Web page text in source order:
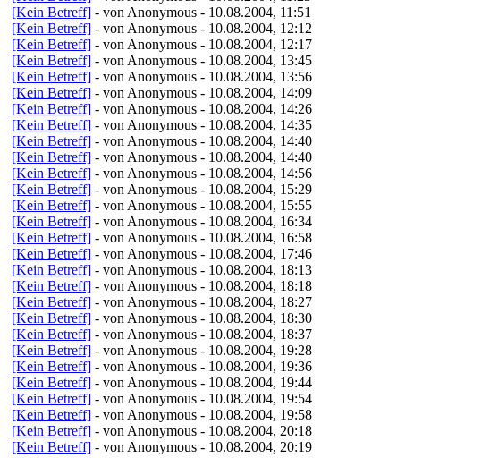
[Kein Betreff] - von Anonymous - 10.08.2004, 11:51
[Kein Betreff] - von Anonymous - 10.08.2004, 12:12
[Kein Betreff] - von Anonymous - 10.08.2004, 12:17
[Kein Betreff] - von Anonymous - 10.08.2004, 13:45
[Kein Betreff] - von Anonymous - 10.08.2004, 13:56
[Kein Betreff] - von Anonymous - 10.08.2004, 14:09
[Kein Betreff] - von Anonymous - 10.08.2004, 14:26
[Kein Betreff] - von Anonymous - 10.08.2004, 14:35
[Kein Betreff] - von Anonymous - 10.08.2004, 14:40
[Kein Betreff] - von Anonymous - 10.08.2004, 14:40
[Kein Betreff] - von Anonymous - 10.08.2004, 14:56
[Kein Betreff] - von Anonymous - 10.08.2004, 15:29
[Kein Betreff] - von Anonymous - 10.08.2004, 15:55
[Kein Betreff] - von Anonymous - 10.08.2004, 16:34
[Kein Betreff] - von Anonymous - 10.08.2004, 16:58
[Kein Betreff] - von Anonymous - 10.08.2004, 17:46
[Kein Betreff] - von Anonymous - 10.08.2004, 18:13
[Kein Betreff] - von Anonymous - 10.08.2004, 18:18
[Kein Betreff] - von Anonymous - 10.08.2004, 18:27
[Kein Betreff] - von Anonymous - 10.08.2004, 18:30
[Kein Betreff] - von Anonymous - 10.08.2004, 18:37
[Kein Betreff] - von Anonymous - 10.08.2004, 19:28
[Kein Betreff] - von Anonymous - 10.08.2004, 19:36
[Kein Betreff] - von Anonymous - 10.08.2004, 19:44
[Kein Betreff] - von Anonymous - 10.08.2004, 19:54
[Kein Betreff] - von Anonymous - 10.08.2004, 19:58
[Kein Betreff] - von Anonymous - 10.08.2004, 20:18
[Kein Betreff] - von Anonymous - 10.08.2004, 20:19